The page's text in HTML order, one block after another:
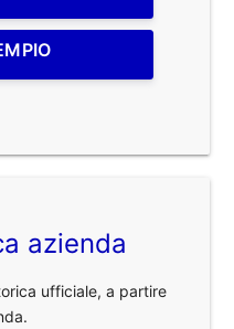
azienda
ufficiale, a partire